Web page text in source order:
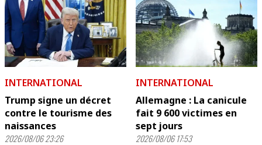
INTERNATIONAL
Trump signe un décret
contre le tourisme des
naissances
2026/08/06 23:26
INTERNATIONAL
Allemagne : La canicule
fait 9 600 victimes en
sept jours
2026/08/06 17:53